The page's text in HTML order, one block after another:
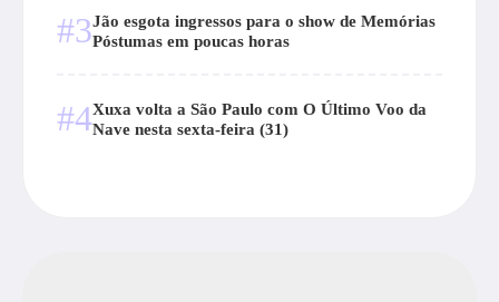
#3Jão esgota ingressos para o show de Memórias
Póstumas em poucas horas
#4Xuxa volta a São Paulo com O Último Voo da
Nave nesta sexta-feira (31)